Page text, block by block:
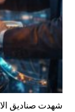
شهدت صناديق